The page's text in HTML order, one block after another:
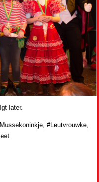
later.
#Leutvrouwke,